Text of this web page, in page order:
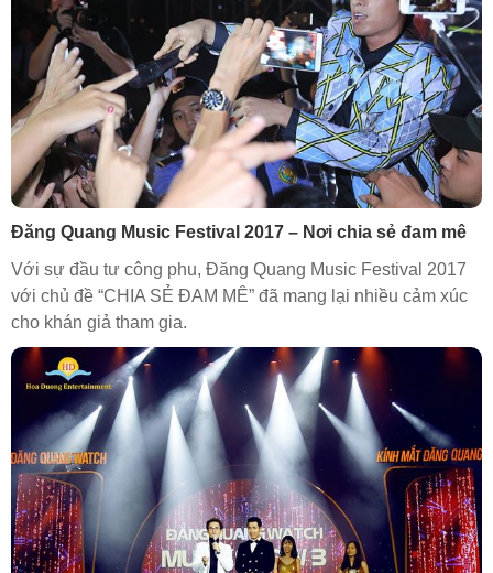
Đăng Quang Music Festival 2017 – Nơi chia sẻ đam mê
Với sự đầu tư công phu, Đăng Quang Music Festival 2017
với chủ đề “CHIA SẺ ĐAM MÊ” đã mang lại nhiều cảm xúc
cho khán giả tham gia.